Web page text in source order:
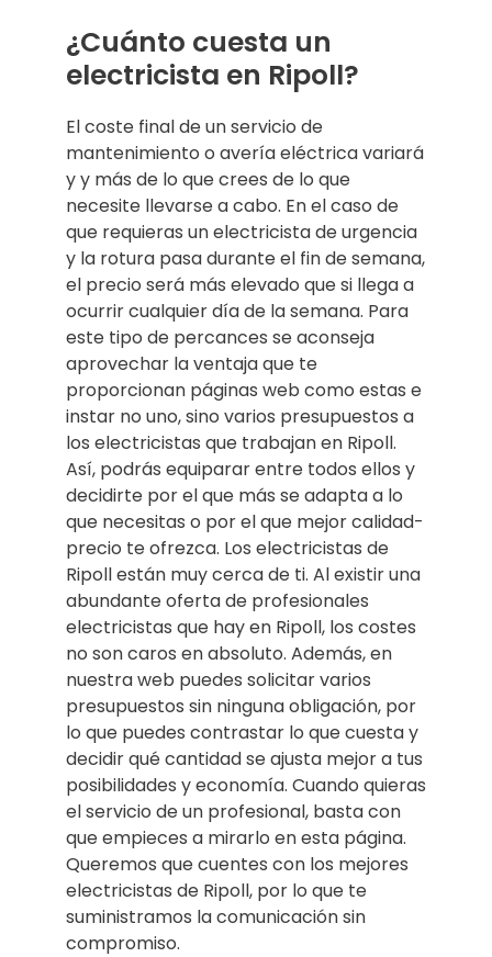
¿Cuánto cuesta un
electricista en Ripoll?
El coste final de un servicio de
mantenimiento o avería eléctrica variará
y y más de lo que crees de lo que
necesite llevarse a cabo. En el caso de
que requieras un electricista de urgencia
y la rotura pasa durante el fin de semana,
el precio será más elevado que si llega a
ocurrir cualquier día de la semana. Para
este tipo de percances se aconseja
aprovechar la ventaja que te
proporcionan páginas web como estas e
instar no uno, sino varios presupuestos a
los electricistas que trabajan en Ripoll.
Así, podrás equiparar entre todos ellos y
decidirte por el que más se adapta a lo
que necesitas o por el que mejor calidad-
precio te ofrezca. Los electricistas de
Ripoll están muy cerca de ti. Al existir una
abundante oferta de profesionales
electricistas que hay en Ripoll, los costes
no son caros en absoluto. Además, en
nuestra web puedes solicitar varios
presupuestos sin ninguna obligación, por
lo que puedes contrastar lo que cuesta y
decidir qué cantidad se ajusta mejor a tus
posibilidades y economía. Cuando quieras
el servicio de un profesional, basta con
que empieces a mirarlo en esta página.
Queremos que cuentes con los mejores
electricistas de Ripoll, por lo que te
suministramos la comunicación sin
compromiso.